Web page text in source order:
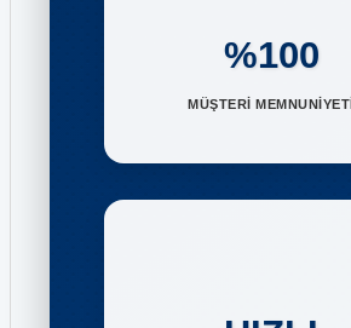
%100
MÜŞTERİ MEMNUNİYETİ